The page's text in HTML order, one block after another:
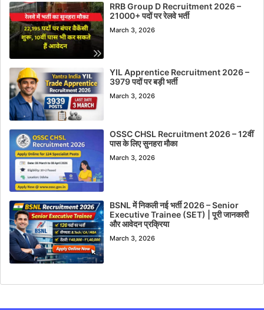
RRB Group D Recruitment 2026 –
21000+ पदों पर रेलवे भर्ती
March 3, 2026
YIL Apprentice Recruitment 2026 –
3979 पदों पर बड़ी भर्ती
March 3, 2026
OSSC CHSL Recruitment 2026 – 12वीं
पास के लिए सुनहरा मौका
March 3, 2026
BSNL में निकली नई भर्ती 2026 – Senior
Executive Trainee (SET) | पूरी जानकारी
और आवेदन प्रक्रिया
March 3, 2026